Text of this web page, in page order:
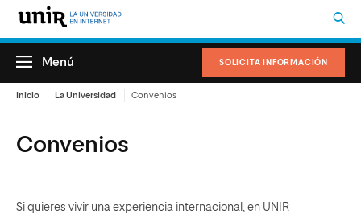
SOLICITA INFORMACIÓN
Menú
Inicio La Universidad Convenios
Convenios
Si quieres vivir una experiencia internacional, en UNIR